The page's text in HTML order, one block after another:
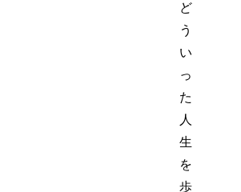
ど
う
い
っ
た
人
生
を
歩